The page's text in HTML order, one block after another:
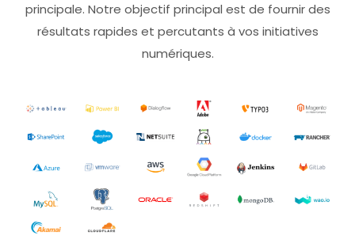
principale. Notre objectif principal est de fournir des
résultats rapides et percutants à vos initiatives
numériques.